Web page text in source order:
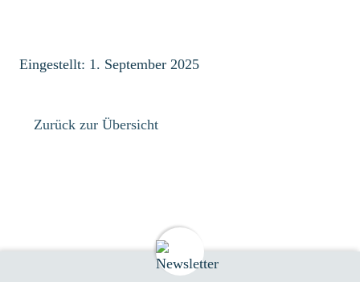
Eingestellt: 1. September 2025
Zurück zur Übersicht